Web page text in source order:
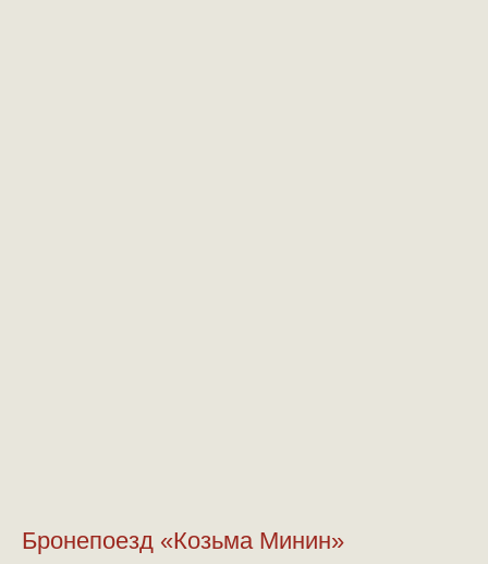
Бронепоезд «Козьма Минин»